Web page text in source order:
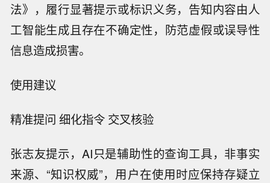
法》，履行显著提示或标识义务，告知内容由人
工智能生成且存在不确定性，防范虚假或误导性
信息造成损害。
使用建议
精准提问 细化指令 交叉核验
张志友提示，AI只是辅助性的查询工具，非事实
来源、“知识权威”，用户在使用时应保持存疑立